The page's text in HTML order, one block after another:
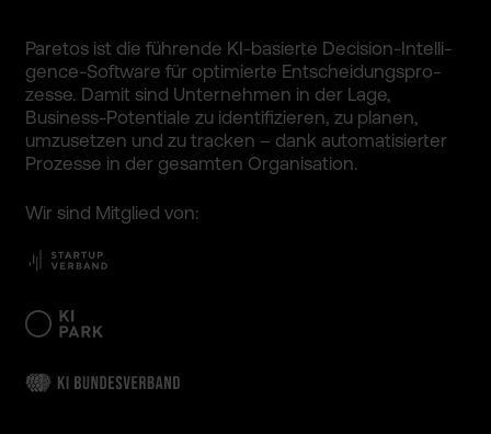
Paretos ist die führende KI-basie­rte Decision­-Intelli­
gence-So­ftware für optimier­te Entschei­dungspro­
zesse. Damit sind Unterneh­men in der Lage,
Business­-Potenti­ale zu identifi­zieren, zu planen,
umzusetz­en und zu tracken – dank automati­sierter
Prozesse in der gesamten Organisa­tion.
Wir sind Mitglied von: